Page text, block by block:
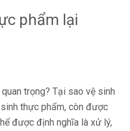
phẩm lại
trọng? Tại sao vệ sinh
thực phẩm, còn được
được định nghĩa là xử lý,